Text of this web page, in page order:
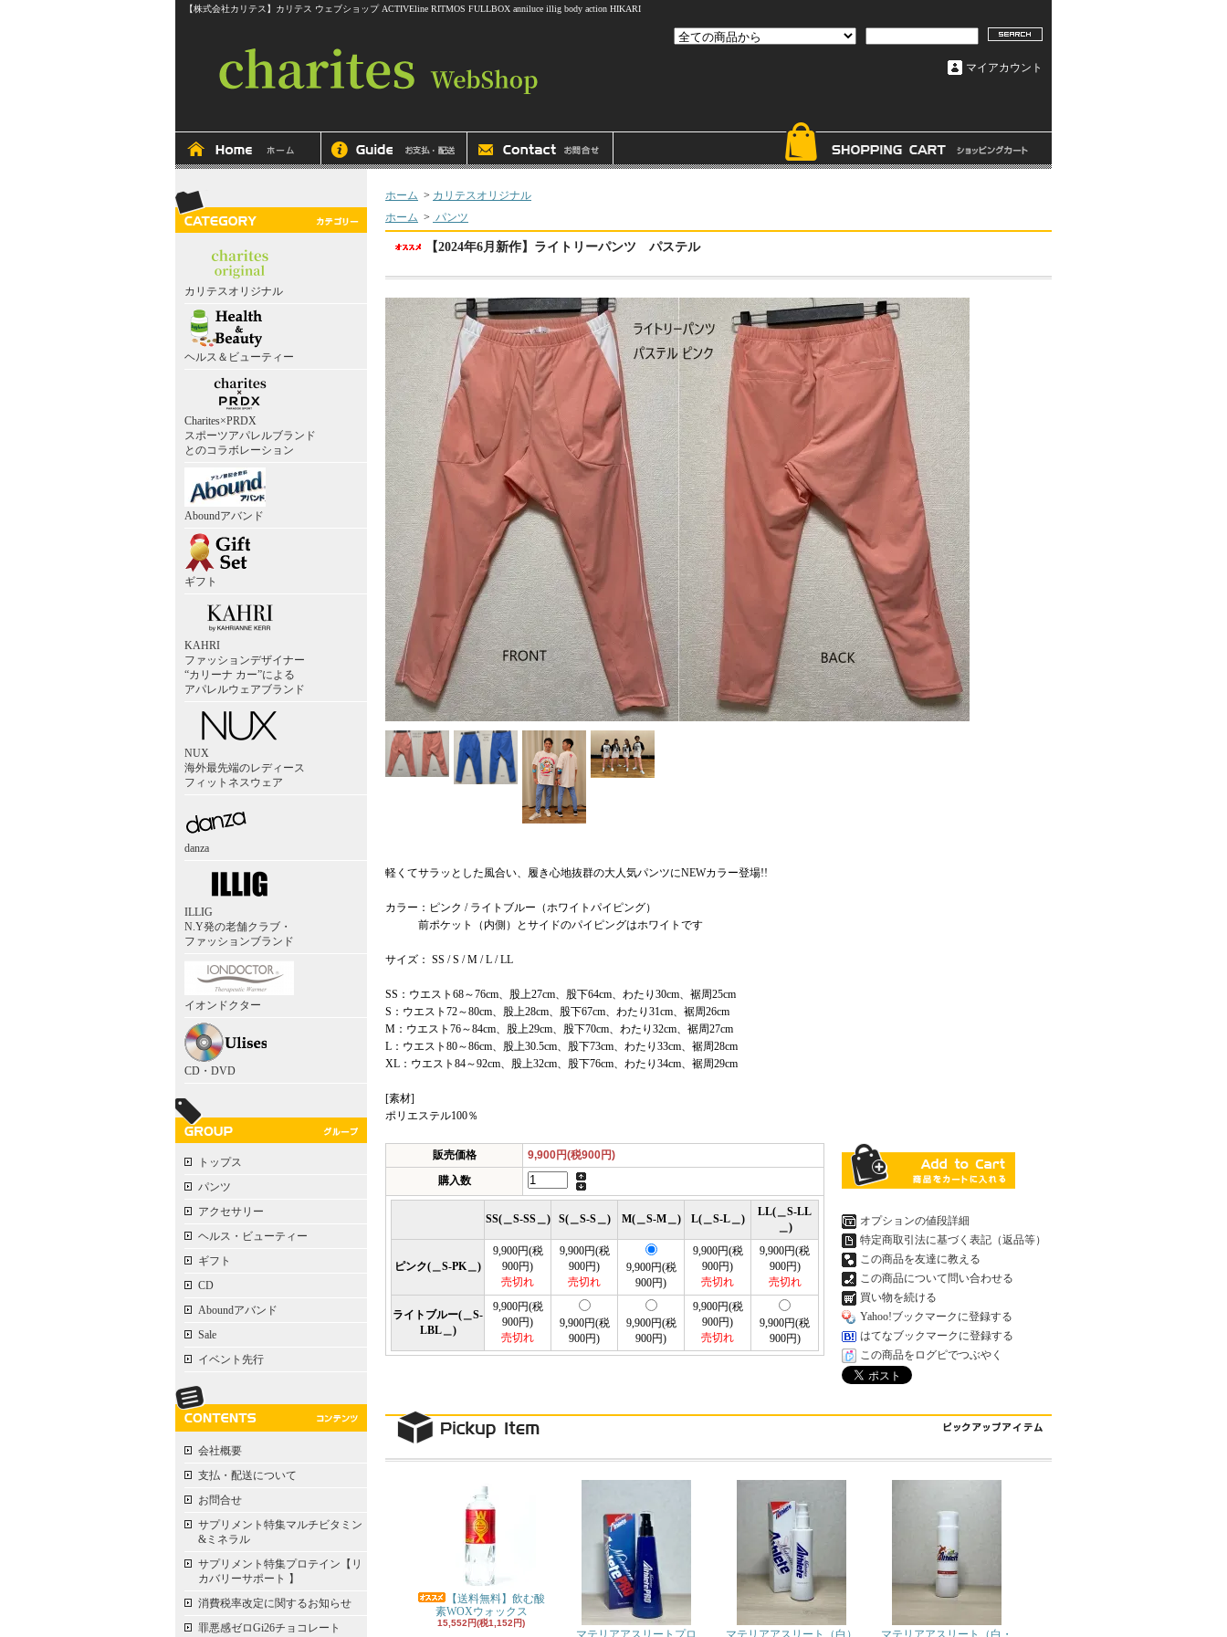
【株式会社カリテス】カリテス ウェブショップ ACTIVEline RITMOS FULLBOX anniluce illig body action HIKARI
マイアカウント
カリテスオリジナル
ヘルス＆ビューティー
Charites×PRDX
スポーツアパレルブランド
とのコラボレーション
Aboundアバンド
ギフト
KAHRI
ファッションデザイナー
“カリーナ カー”による
アパレルウェアブランド
NUX
海外最先端のレディース
フィットネスウェア
danza
ILLIG
N.Y発の老舗クラブ・
ファッションブランド
イオンドクター
CD・DVD
トップス
パンツ
アクセサリー
ヘルス・ビューティー
ギフト
CD
Aboundアバンド
Sale
イベント先行
会社概要
支払・配送について
お問合せ
サプリメント特集マルチビタミン
&ミネラル
サプリメント特集プロテイン【リ
カバリーサポート 】
消費税率改定に関するお知らせ
罪悪感ゼロGi26チョコレート
ホーム > カリテスオリジナル
ホーム > パンツ
【2024年6月新作】ライトリーパンツ パステル
軽くてサラッとした風合い、履き心地抜群の大人気パンツにNEWカラー登場!!
カラー：ピンク / ライトブルー（ホワイトパイピング）
前ポケット（内側）とサイドのパイピングはホワイトです
サイズ： SS / S / M / L / LL
SS：ウエスト68～76cm、股上27cm、股下64cm、わたり30cm、裾周25cm
S：ウエスト72～80cm、股上28cm、股下67cm、わたり31cm、裾周26cm
M：ウエスト76～84cm、股上29cm、股下70cm、わたり32cm、裾周27cm
L：ウエスト80～86cm、股上30.5cm、股下73cm、わたり33cm、裾周28cm
XL：ウエスト84～92cm、股上32cm、股下76cm、わたり34cm、裾周29cm
[素材]
ポリエステル100％
販売価格
9,900円(税900円)
購入数
SS(＿S-SS＿) S(＿S-S＿) M(＿S-M＿) L(＿S-L＿)
LL(＿S-LL
＿)
ピンク(＿S-PK＿)
9,900円(税
900円)
売切れ
9,900円(税
900円)
売切れ
9,900円(税
900円)
9,900円(税
900円)
売切れ
9,900円(税
900円)
売切れ
ライトブルー(＿S-
LBL＿)
9,900円(税
900円)
売切れ
9,900円(税
900円)
9,900円(税
900円)
9,900円(税
900円)
売切れ
9,900円(税
900円)
オプションの値段詳細
特定商取引法に基づく表記（返品等）
この商品を友達に教える
この商品について問い合わせる
買い物を続ける
Yahoo!ブックマークに登録する
はてなブックマークに登録する
この商品をログピでつぶやく
【送料無料】飲む酸
素WOXウォックス
15,552円(税1,152円)
マテリアアスリートプロ
マテリアアスリート（白）
マテリアアスリート（白・